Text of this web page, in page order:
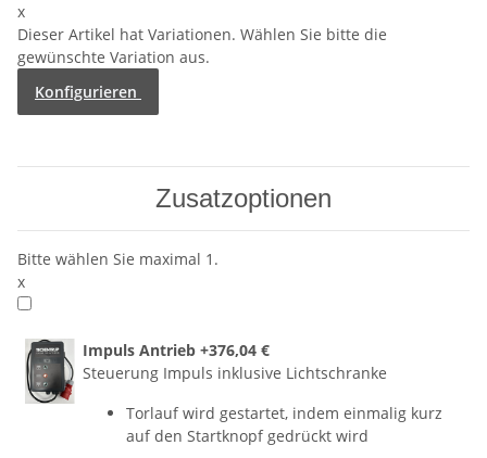
x
Dieser Artikel hat Variationen. Wählen Sie bitte die
gewünschte Variation aus.
Konfigurieren
Zusatzoptionen
Bitte wählen Sie maximal 1.
x
Impuls Antrieb +376,04 €
Steuerung Impuls inklusive Lichtschranke
Torlauf wird gestartet, indem einmalig kurz
auf den Startknopf gedrückt wird